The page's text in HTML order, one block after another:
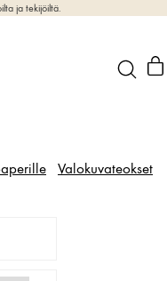
ja tekijöiltä.
Valokuvateokset